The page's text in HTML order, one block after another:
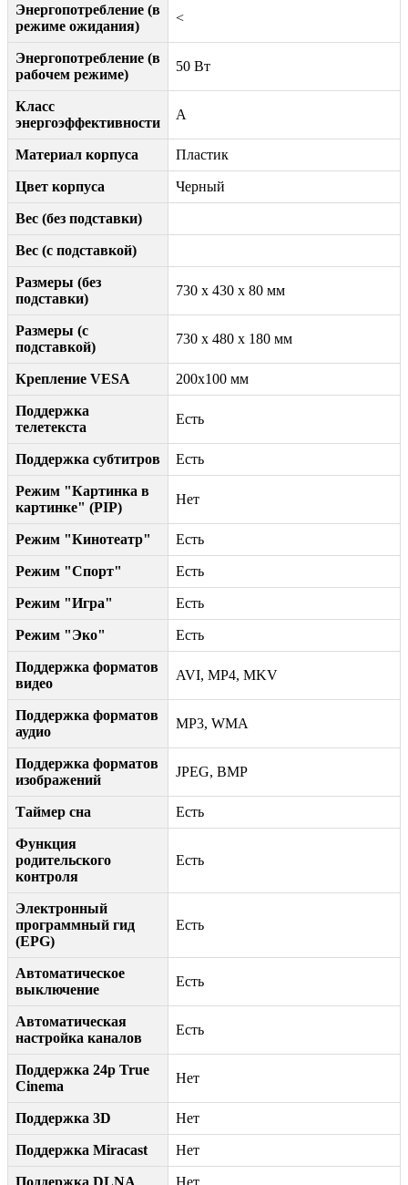
Энергопотребление (в
режиме ожидания)
<
Энергопотребление (в
рабочем режиме)
50 Вт
Класс
энергоэффективности
A
Материал корпуса Пластик
Цвет корпуса Черный
Вес (без подставки)
Вес (с подставкой)
Размеры (без
подставки)
730 x 430 x 80 мм
Размеры (с
подставкой)
730 x 480 x 180 мм
Крепление VESA 200x100 мм
Поддержка
телетекста
Есть
Поддержка субтитров Есть
Режим "Картинка в
картинке" (PIP)
Нет
Режим "Кинотеатр" Есть
Режим "Спорт" Есть
Режим "Игра" Есть
Режим "Эко" Есть
Поддержка форматов
видео
AVI, MP4, MKV
Поддержка форматов
аудио
MP3, WMA
Поддержка форматов
изображений
JPEG, BMP
Таймер сна Есть
Функция
родительского
контроля
Есть
Электронный
программный гид
(EPG)
Есть
Автоматическое
выключение
Есть
Автоматическая
настройка каналов
Есть
Поддержка 24p True
Cinema
Нет
Поддержка 3D Нет
Поддержка Miracast Нет
Поддержка DLNA Нет